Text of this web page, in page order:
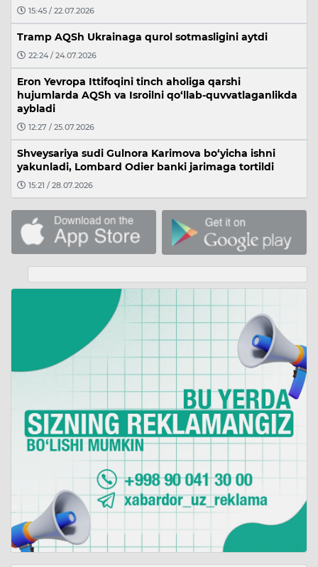
15:45 / 22.07.2026
Tramp AQSh Ukrainaga qurol sotmasligini aytdi
22:24 / 24.07.2026
Eron Yevropa Ittifoqini tinch aholiga qarshi
hujumlarda AQSh va Isroilni qo‘llab-quvvatlaganlikda
aybladi
12:27 / 25.07.2026
Shveysariya sudi Gulnora Karimova bo‘yicha ishni
yakunladi, Lombard Odier banki jarimaga tortildi
15:21 / 28.07.2026